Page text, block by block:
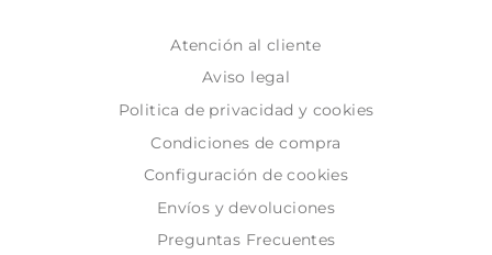
Atención al cliente
Aviso legal
Politica de privacidad y cookies
Condiciones de compra
Configuración de cookies
Envíos y devoluciones
Preguntas Frecuentes